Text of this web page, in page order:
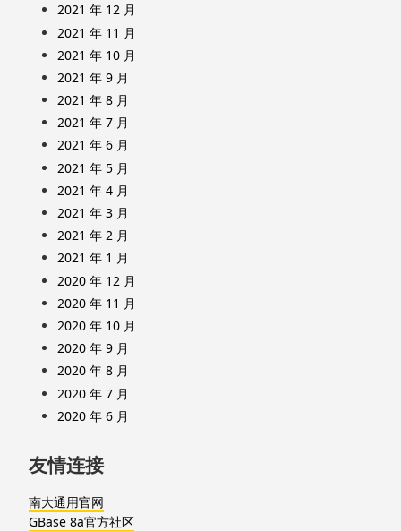
2021 年 12 月
2021 年 11 月
2021 年 10 月
2021 年 9 月
2021 年 8 月
2021 年 7 月
2021 年 6 月
2021 年 5 月
2021 年 4 月
2021 年 3 月
2021 年 2 月
2021 年 1 月
2020 年 12 月
2020 年 11 月
2020 年 10 月
2020 年 9 月
2020 年 8 月
2020 年 7 月
2020 年 6 月
友情连接
南大通用官网
GBase 8a官方社区